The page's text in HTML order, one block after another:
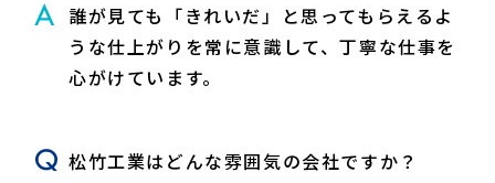
誰が見ても「きれいだ」と思ってもらえるよ
うな仕上がりを常に意識して、丁寧な仕事を
心がけています。
松竹工業はどんな雰囲気の会社ですか？